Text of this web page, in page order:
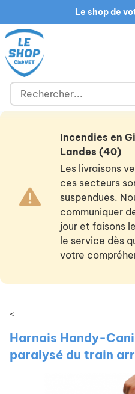
Le shop de
Incendies en
Landes (40)
Les livraisons
ces secteurs
suspendues.
communiquer
jour et faisons
le service dès
votre
<
Harnais Handy-
paralysé du train